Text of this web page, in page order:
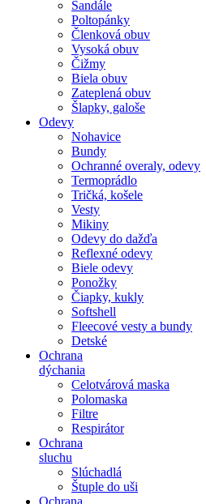
Sandále
Poltopánky
Členková obuv
Vysoká obuv
Čižmy
Biela obuv
Zateplená obuv
Šlapky, galoše
Odevy
Nohavice
Bundy
Ochranné overaly, odevy
Termoprádlo
Tričká, košele
Vesty
Mikiny
Odevy do dažďa
Reflexné odevy
Biele odevy
Ponožky
Čiapky, kukly
Softshell
Fleecové vesty a bundy
Detské
Ochrana
dýchania
Celotvárová maska
Polomaska
Filtre
Respirátor
Ochrana
sluchu
Slúchadlá
Štuple do uši
Ochrana